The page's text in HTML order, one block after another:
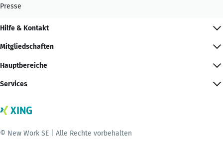
Presse
Hilfe & Kontakt
Mitgliedschaften
Hauptbereiche
Services
© New Work SE | Alle Rechte vorbehalten